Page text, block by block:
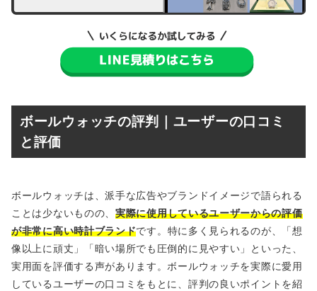
ボールウォッチの評判｜ユーザーの口コミ
と評価
ボールウォッチは、派手な広告やブランドイメージで語られる
ことは少ないものの、 実際に使用しているユーザーからの評価
が非常に高い時計ブランドです。特に多く見られるのが、「想
像以上に頑丈」「暗い場所でも圧倒的に見やすい」といった、
実用面を評価する声があります。ボールウォッチを実際に愛用
しているユーザーの口コミをもとに、評判の良いポイントを紹